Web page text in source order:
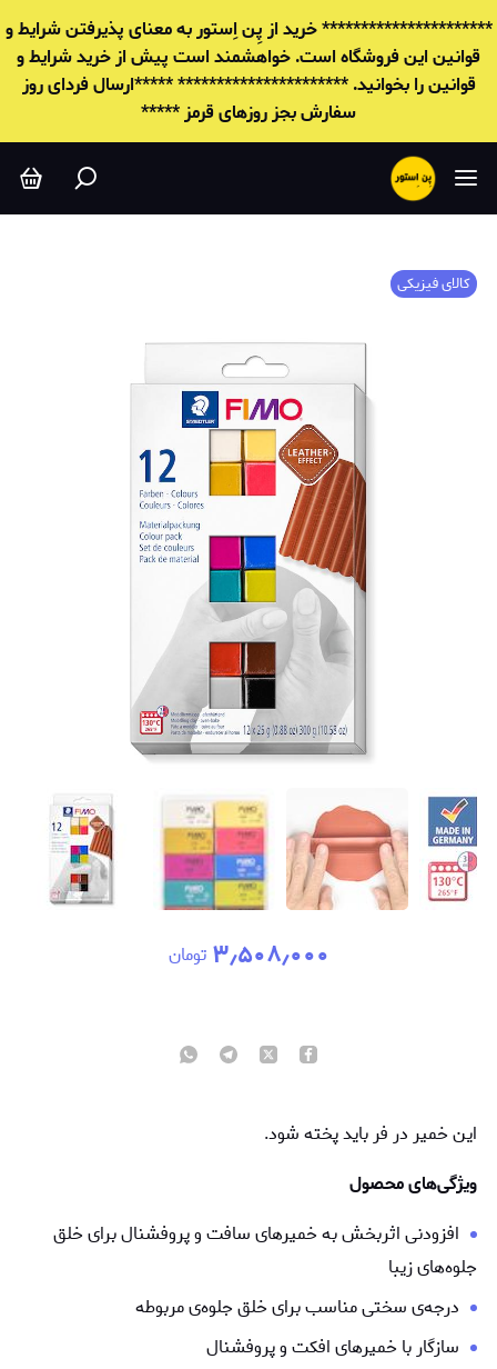
********************** خرید از پِن اِستور به معنای پذیرفتن شرایط و
قوانين این فروشگاه است. خواهشمند است پیش از خرید شرایط و
قوانين را بخوانید. ********************** *****ارسال فردای روز
سفارش بجز روزهای قرمز *****
کالای فیزیکی
۳٫۵۰۸٫۰۰۰ تومان
این خمیر در فر باید پخته شود.
ویژگی‌های محصول
افزودنی اثربخش به خمیرهای سافت و پروفشنال برای خلق
جلوه‌های زیبا
درجه‌ی سختی مناسب برای خلق جلوه‌ی مربوطه
سازگار با خمیرهای افکت و پروفشنال